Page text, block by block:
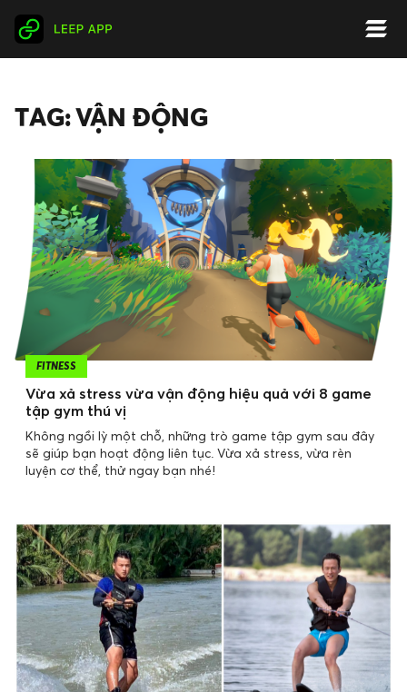
TAG: VẬN ĐỘNG
FITNESS
Vừa xả stress vừa vận động hiệu quả với 8 game
tập gym thú vị
Không ngồi lỳ một chỗ, những trò game tập gym sau đây
sẽ giúp bạn hoạt động liên tục. Vừa xả stress, vừa rèn
luyện cơ thể, thử ngay bạn nhé!